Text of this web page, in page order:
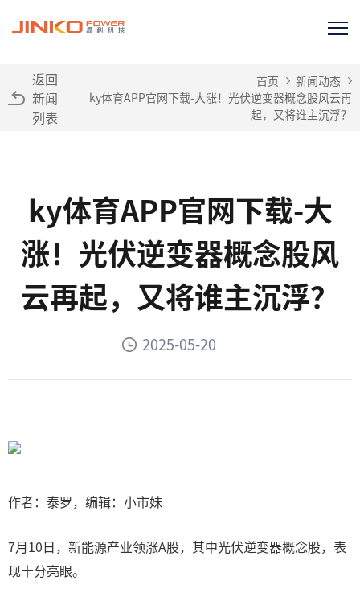
返回
新闻
列表
首页
新闻动态
ky体育APP官网下载-大涨！光伏逆变器概念股风云再
起，又将谁主沉浮？
ky体育APP官网下载-大
涨！光伏逆变器概念股风
云再起，又将谁主沉浮？
2025-05-20
作者：泰罗，编辑：小市妹
7月10日，新能源产业领涨A股，其中光伏逆变器概念股，表
现十分亮眼。